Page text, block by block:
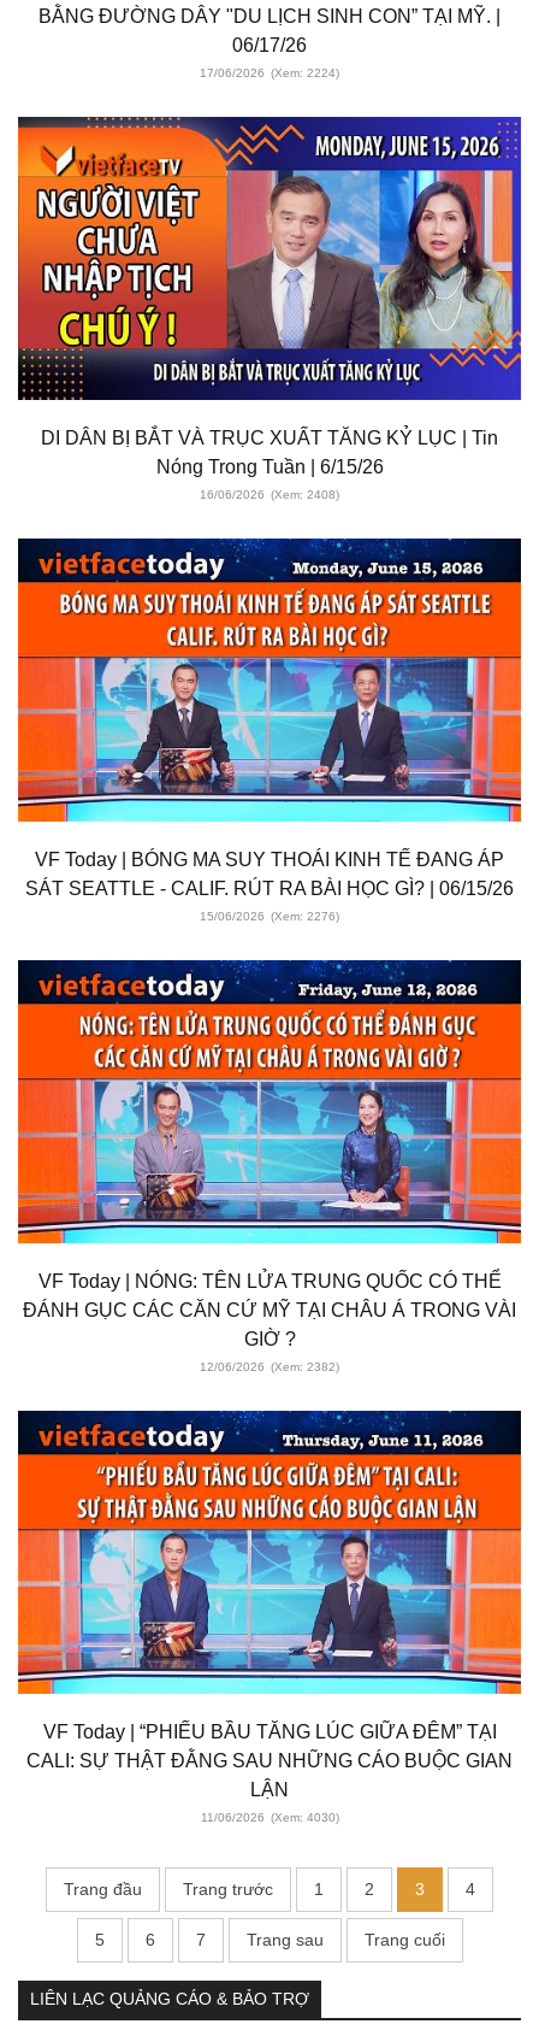
BẰNG ĐƯỜNG DÂY "DU LỊCH SINH CON” TẠI MỸ. |
06/17/26
17/06/2026 (Xem: 2224)
DI DÂN BỊ BẮT VÀ TRỤC XUẤT TĂNG KỶ LỤC | Tin
Nóng Trong Tuần | 6/15/26
16/06/2026 (Xem: 2408)
VF Today | BÓNG MA SUY THOÁI KINH TẾ ĐANG ÁP
SÁT SEATTLE - CALIF. RÚT RA BÀI HỌC GÌ? | 06/15/26
15/06/2026 (Xem: 2276)
VF Today | NÓNG: TÊN LỬA TRUNG QUỐC CÓ THỂ
ĐÁNH GỤC CÁC CĂN CỨ MỸ TẠI CHÂU Á TRONG VÀI
GIỜ ?
12/06/2026 (Xem: 2382)
VF Today | “PHIẾU BẦU TĂNG LÚC GIỮA ĐÊM” TẠI
CALI: SỰ THẬT ĐẰNG SAU NHỮNG CÁO BUỘC GIAN
LẬN
11/06/2026 (Xem: 4030)
Trang đầu Trang trước 1 2 3 4
5 6 7 Trang sau Trang cuối
LIÊN LẠC QUẢNG CÁO & BẢO TRỢ